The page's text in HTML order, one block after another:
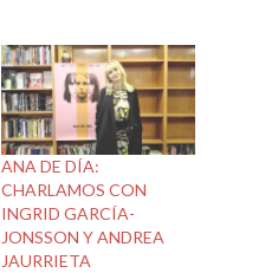
ANA DE DÍA:
CHARLAMOS CON
INGRID GARCÍA-
JONSSON Y ANDREA
JAURRIETA